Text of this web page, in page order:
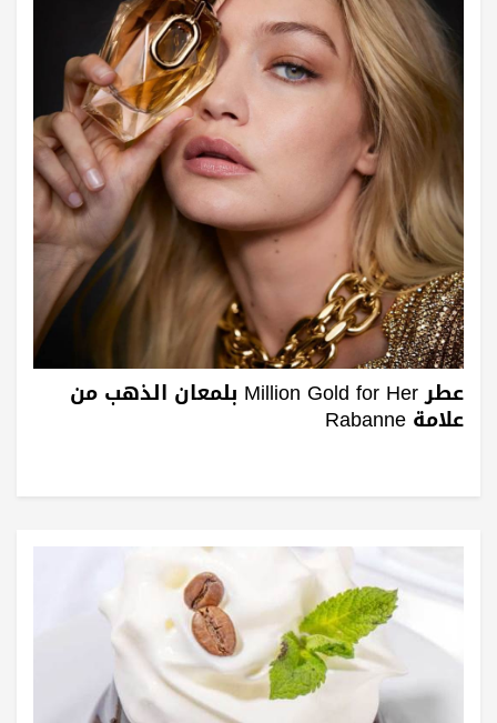
عطر Million Gold for Her بلمعان الذهب من
علامة Rabanne